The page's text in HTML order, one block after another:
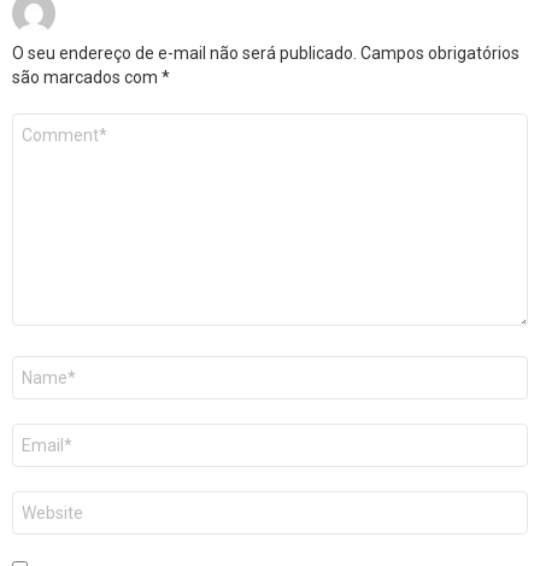
O seu endereço de e-mail não será publicado. Campos obrigatórios
são marcados com *
Comentário
Nome
E-
mail
*
Site